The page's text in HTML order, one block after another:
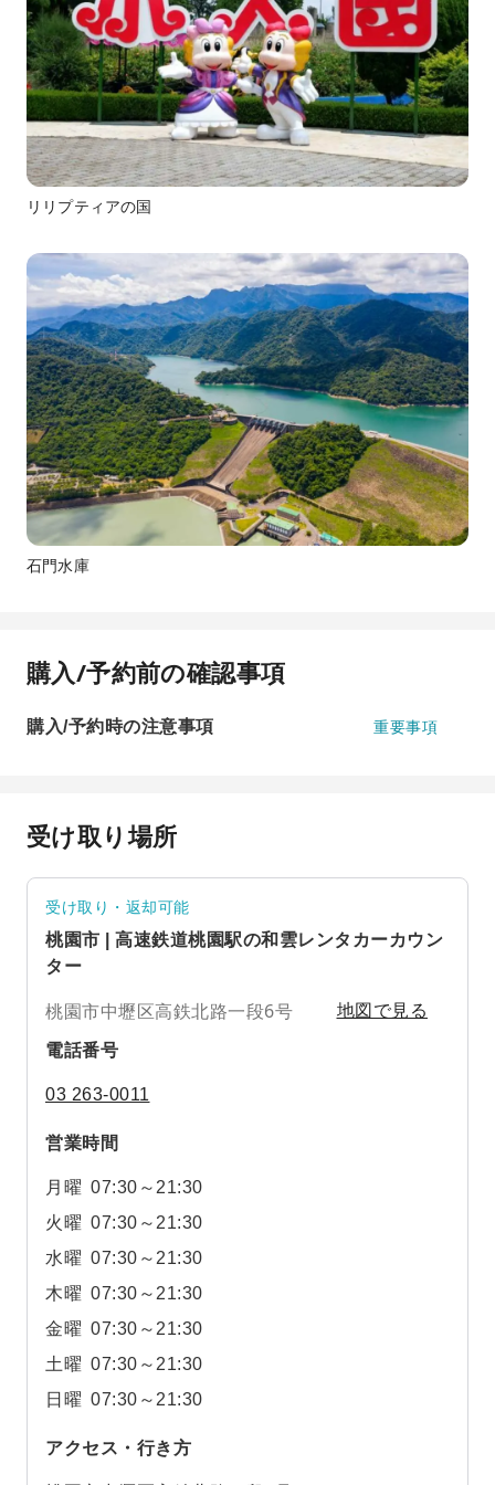
リリプティアの国
石門水庫
購入/予約前の確認事項
購入/予約時の注意事項 重要事項
受け取り場所
受け取り・返却可能
桃園市 | 高速鉄道桃園駅の和雲レンタカーカウン
ター
桃園市中壢区高鉄北路一段6号 地図で見る
電話番号
03 263-0011
営業時間
月曜 07:30～21:30
火曜 07:30～21:30
水曜 07:30～21:30
木曜 07:30～21:30
金曜 07:30～21:30
土曜 07:30～21:30
日曜 07:30～21:30
アクセス・行き方